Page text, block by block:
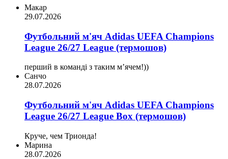
Макар
29.07.2026
Футбольний м'яч Adidas UEFA Champions
League 26/27 League (термошов)
перший в команді з таким мʼячем!))
Санчо
28.07.2026
Футбольний м'яч Adidas UEFA Champions
League 26/27 League Box (термошов)
Круче, чем Трионда!
Марина
28.07.2026